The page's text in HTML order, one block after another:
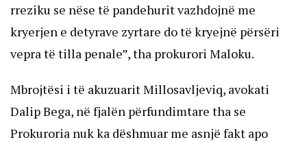
rreziku se nëse të pandehurit vazhdojnë me
kryerjen e detyrave zyrtare do të kryejnë përsëri
vepra të tilla penale”, tha prokurori Maloku.
Mbrojtësi i të akuzuarit Millosavljeviq, avokati
Dalip Bega, në fjalën përfundimtare tha se
Prokuroria nuk ka dëshmuar me asnjë fakt apo